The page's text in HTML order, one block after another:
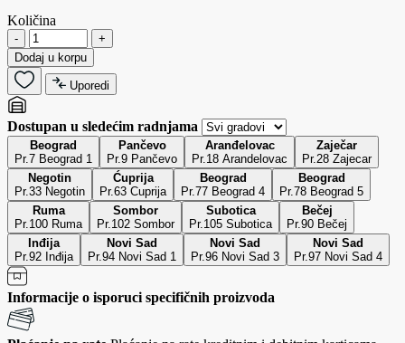
Količina
-
+
Dodaj u korpu
Uporedi
Dostupan u sledećim radnjama
Beograd
Pr.7 Beograd 1
Pančevo
Pr.9 Pančevo
Aranđelovac
Pr.18 Arandelovac
Zaječar
Pr.28 Zajecar
Negotin
Pr.33 Negotin
Ćuprija
Pr.63 Cuprija
Beograd
Pr.77 Beograd 4
Beograd
Pr.78 Beograd 5
Ruma
Pr.100 Ruma
Sombor
Pr.102 Sombor
Subotica
Pr.105 Subotica
Bečej
Pr.90 Bečej
Inđija
Pr.92 Inđija
Novi Sad
Pr.94 Novi Sad 1
Novi Sad
Pr.96 Novi Sad 3
Novi Sad
Pr.97 Novi Sad 4
Informacije o isporuci specifičnih proizvoda